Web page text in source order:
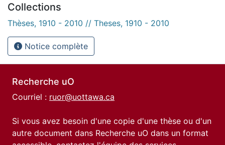
Collections
Thèses, 1910 - 2010 // Theses, 1910 - 2010
Notice complète
Recherche uO
Courriel : ruor@uottawa.ca
Si vous avez besoin d'une copie d'une thèse ou d'un
autre document dans Recherche uO dans un format